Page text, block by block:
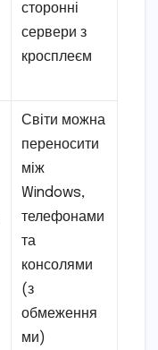
сторонні
сервери з
кросплеєм
Світи можна
переносити
між
Windows,
телефонами
та
консолями
(з
обмеження
ми)